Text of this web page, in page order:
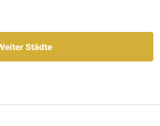
Städte